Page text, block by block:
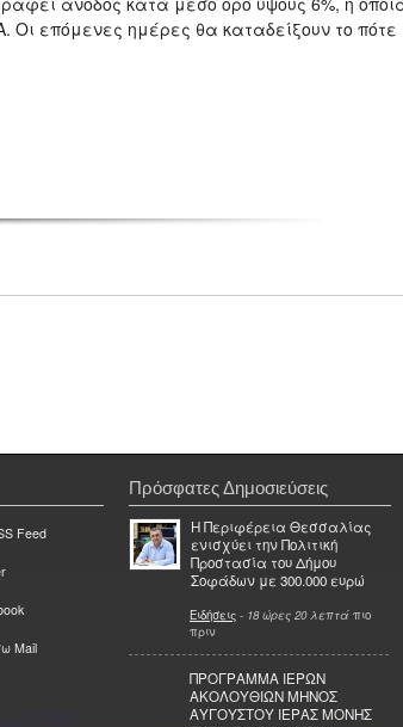
Οι επόμενες ημέρες θα καταδείξουν το πότε
Feed
Mail
Πρόσφατες Δημοσιεύσεις
Η Περιφέρεια Θεσσαλίας
ενισχύει την Πολιτική
Προστασία του Δήμου
Σοφάδων με 300.000 ευρώ
Ειδήσεις - 18 ώρες 20 λεπτά πιο
πριν
ΠΡΟΓΡΑΜΜΑ ΙΕΡΩΝ
ΑΚΟΛΟΥΘΙΩΝ ΜΗΝΟΣ
ΑΥΓΟΥΣΤΟΥ ΙΕΡΑΣ ΜΟΝΗΣ